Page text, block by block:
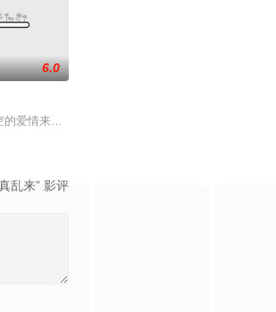
误的观念，让人在捧腹之余感受到
丢失的东西，宏光无意中伪装成车王与薇薇进行交
6.0
爱情来演绎吉安老区人民的创业故事、幸福故事
乱来” 影评